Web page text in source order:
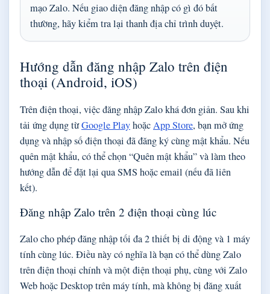
mạo Zalo. Nếu giao diện đăng nhập có gì đó bất
thường, hãy kiểm tra lại thanh địa chỉ trình duyệt.
Hướng dẫn đăng nhập Zalo trên điện
thoại (Android, iOS)
Trên điện thoại, việc đăng nhập Zalo khá đơn giản. Sau khi
tải ứng dụng từGoogle PlayhoặcApp Store, bạn mở ứng
dụng và nhập số điện thoại đã đăng ký cùng mật khẩu. Nếu
quên mật khẩu, có thể chọn “Quên mật khẩu” và làm theo
hướng dẫn để đặt lại qua SMS hoặc email (nếu đã liên
kết).
Đăng nhập Zalo trên 2 điện thoại cùng lúc
Zalo cho phép đăng nhập tối đa 2 thiết bị di động và 1 máy
tính cùng lúc. Điều này có nghĩa là bạn có thể dùng Zalo
trên điện thoại chính và một điện thoại phụ, cùng với Zalo
Web hoặc Desktop trên máy tính, mà không bị đăng xuất